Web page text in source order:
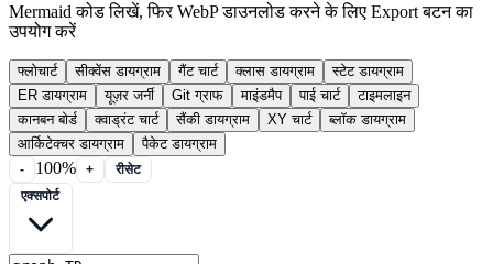
Mermaid कोड लिखें, फिर WebP डाउनलोड करने के लिए Export बटन का
उपयोग करें
फ्लोचार्ट सीक्वेंस डायग्राम गैंट चार्ट क्लास डायग्राम
स्टेट डायग्राम
ER डायग्राम
यूज़र जर्नी Git ग्राफ माइंडमैप पाई चार्ट
टाइमलाइन
कानबन बोर्ड
क्वाड्रंट चार्ट सैंकी डायग्राम XY चार्ट
ब्लॉक डायग्राम
आर्किटेक्चर डायग्राम
पैकेट डायग्राम
- 100% +
रीसेट
एक्सपोर्ट